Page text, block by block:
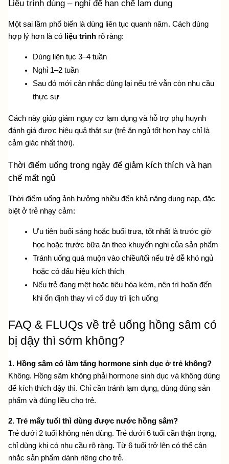
Liệu trình dùng – nghỉ để hạn chế lạm dụng
Một sai lầm phổ biến là dùng liên tục quanh năm. Cách dùng
hợp lý hơn là có liệu trình rõ ràng:
Dùng liên tục 3–4 tuần
Nghỉ 1–2 tuần
Sau đó mới cân nhắc dùng lại nếu trẻ vẫn còn nhu cầu
thực sự
Cách này giúp giảm nguy cơ lạm dụng và hỗ trợ phụ huynh
đánh giá được hiệu quả thật sự (trẻ ăn ngủ tốt hơn hay chỉ là
cảm giác nhất thời).
Thời điểm uống trong ngày để giảm kích thích và hạn
chế mất ngủ
Thời điểm uống ảnh hưởng nhiều đến khả năng dung nạp, đặc
biệt ở trẻ nhạy cảm:
Ưu tiên buổi sáng hoặc buổi trưa, tốt nhất là trước giờ
học hoặc trước bữa ăn theo khuyến nghị của sản phẩm
Tránh uống quá muộn vào chiều/tối nếu trẻ dễ khó ngủ
hoặc có dấu hiệu kích thích
Nếu trẻ đang mệt hoặc tiêu hóa kém, nên trì hoãn đến
khi ổn định thay vì cố duy trì lịch uống
FAQ & FLUQs về trẻ uống hồng sâm có
bị dậy thì sớm không?
1. Hồng sâm có làm tăng hormone sinh dục ở trẻ không?
Không. Hồng sâm không phải hormone sinh dục và không dùng
để kích thích dậy thì. Chỉ cần tránh lạm dụng, dùng đúng sản
phẩm và đúng liều cho trẻ.
2. Trẻ mấy tuổi thì dùng được nước hồng sâm?
Trẻ dưới 2 tuổi không nên dùng. Trẻ dưới 6 tuổi cần thận trọng,
chỉ dùng khi có nhu cầu rõ ràng. Từ 6 tuổi trở lên có thể cân
nhắc sản phẩm dành riêng cho trẻ.